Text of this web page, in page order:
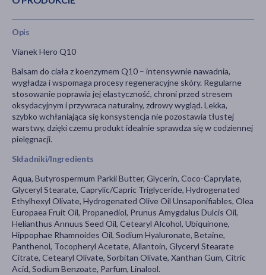
Opis
Vianek Hero Q10
Balsam do ciała z koenzymem Q10 – intensywnie nawadnia,
wygładza i wspomaga procesy regeneracyjne skóry. Regularne
stosowanie poprawia jej elastyczność, chroni przed stresem
oksydacyjnym i przywraca naturalny, zdrowy wygląd. Lekka,
szybko wchłaniająca się konsystencja nie pozostawia tłustej
warstwy, dzięki czemu produkt idealnie sprawdza się w codziennej
pielęgnacji.
Składniki/Ingredients
Aqua, Butyrospermum Parkii Butter, Glycerin, Coco-Caprylate,
Glyceryl Stearate, Caprylic/Capric Triglyceride, Hydrogenated
Ethylhexyl Olivate, Hydrogenated Olive Oil Unsaponifiables, Olea
Europaea Fruit Oil, Propanediol, Prunus Amygdalus Dulcis Oil,
Helianthus Annuus Seed Oil, Cetearyl Alcohol, Ubiquinone,
Hippophae Rhamnoides Oil, Sodium Hyaluronate, Betaine,
Panthenol, Tocopheryl Acetate, Allantoin, Glyceryl Stearate
Citrate, Cetearyl Olivate, Sorbitan Olivate, Xanthan Gum, Citric
Acid, Sodium Benzoate, Parfum, Linalool.